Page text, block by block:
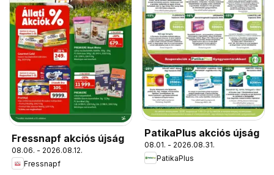
Fressnapf akciós újság
08.06. - 2026.08.12.
Fressnapf
PatikaPlus akciós újság
08.01. - 2026.08.31.
PatikaPlus